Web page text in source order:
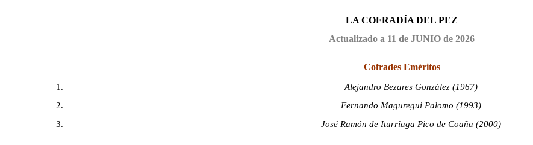
LA COFRADÍA DEL PEZ
Actualizado a 11 de JUNIO de 2026
Cofrades Eméritos
Alejandro Bezares González (1967)
Fernando Maguregui Palomo (1993)
José Ramón de Iturriaga Pico de Coaña (2000)